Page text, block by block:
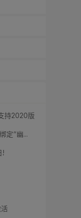
持2020版
绑定“幽...
!
活